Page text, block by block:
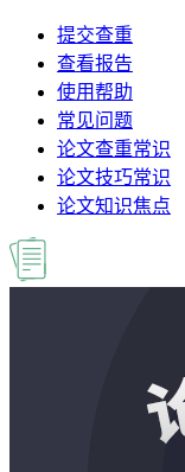
提交查重
查看报告
使用帮助
常见问题
论文查重常识
论文技巧常识
论文知识焦点